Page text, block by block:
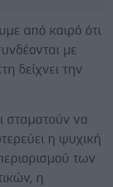
από καιρό ότι
με
δείχνει την
σταματούν να
η ψυχική
των
η